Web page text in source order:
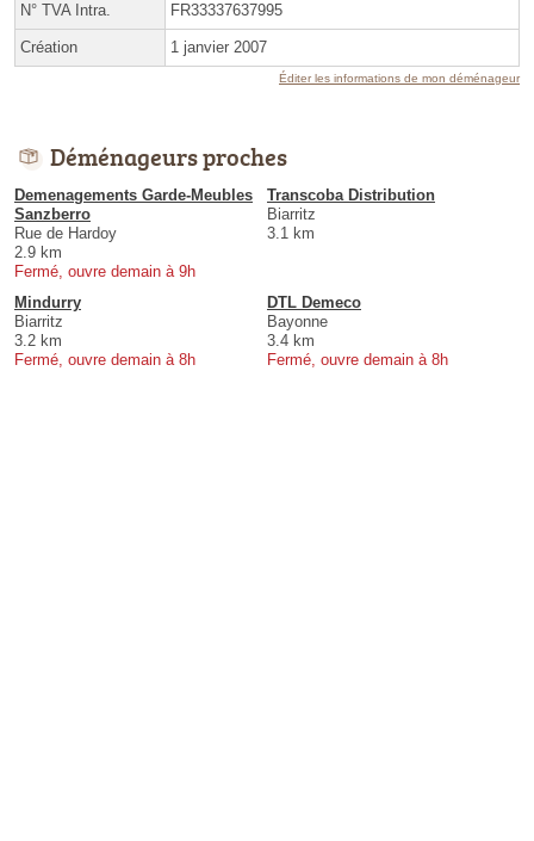
N° TVA Intra. FR33337637995
Création 1 janvier 2007
Éditer les informations de mon déménageur
Déménageurs proches
Demenagements Garde-Meubles
Sanzberro
Rue de Hardoy
2.9 km
Fermé, ouvre demain à 9h
Transcoba Distribution
Biarritz
3.1 km
Mindurry
Biarritz
3.2 km
Fermé, ouvre demain à 8h
DTL Demeco
Bayonne
3.4 km
Fermé, ouvre demain à 8h